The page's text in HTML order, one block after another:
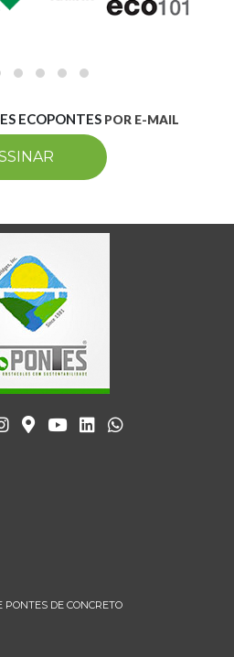
ECOPONTES POR E-MAIL
PONTES DE CONCRETO